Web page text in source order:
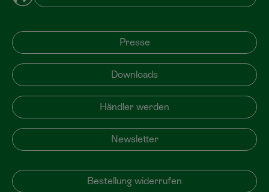
Presse
Downloads
Händler werden
Newsletter
Bestellung widerrufen